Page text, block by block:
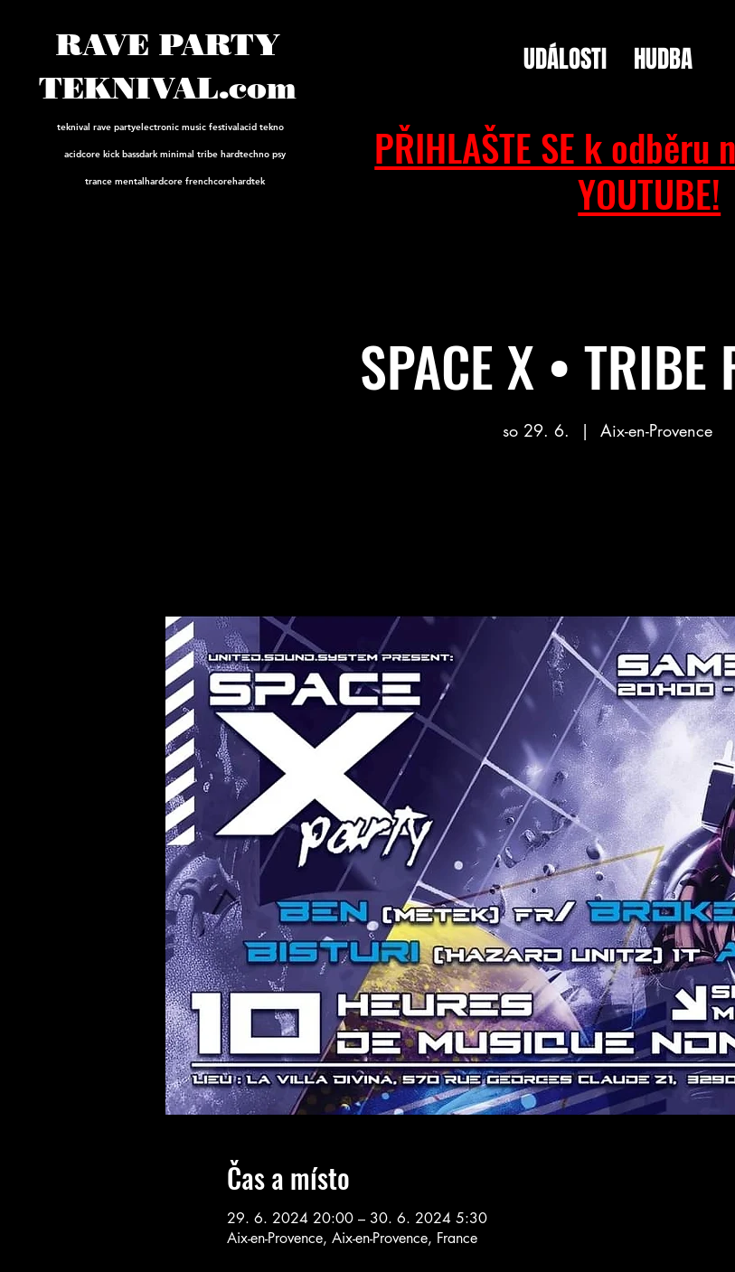
RAVE PARTY
TEKNIVAL.com
teknival rave partyelectronic music festivalacid tekno
acidcore kick bassdark minimal tribe hardtechno psy
trance mentalhardcore frenchcorehardtek
PŘIHLAŠTE SE k odběru
YOUTUBE!
UDÁLOSTI HUDBA
SPACE X • TRIBE
so 29. 6.
  |
Aix-en-Provence
Čas a místo
29. 6. 2024 20:00 – 30. 6. 2024 5:30
Aix-en-Provence, Aix-en-Provence, France